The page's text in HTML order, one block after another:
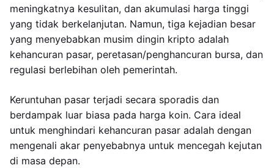
meningkatnya kesulitan, dan akumulasi harga tinggi
yang tidak berkelanjutan. Namun, tiga kejadian besar
yang menyebabkan musim dingin kripto adalah
kehancuran pasar, peretasan/penghancuran bursa, dan
regulasi berlebihan oleh pemerintah.
Keruntuhan pasar terjadi secara sporadis dan
berdampak luar biasa pada harga koin. Cara ideal
untuk menghindari kehancuran pasar adalah dengan
mengenali akar penyebabnya untuk mencegah kejutan
di masa depan.